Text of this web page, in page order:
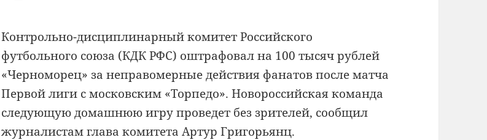
Контрольно-дисциплинарный комитет Российского
футбольного союза (КДК РФС) оштрафовал на 100 тысяч рублей
«Черноморец» за неправомерные действия фанатов после матча
Первой лиги с московским «Торпедо». Новороссийская команда
следующую домашнюю игру проведет без зрителей, сообщил
журналистам глава комитета Артур Григорьянц.